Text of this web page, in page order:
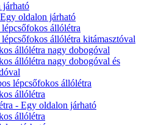
járható
oldalon járható
állólétra
állólétra kitámasztóval
állólétra nagy dobogóval
állólétra nagy dobogóval és
lépcsőfokos állólétra
állólétra
- Egy oldalon járható
állólétra